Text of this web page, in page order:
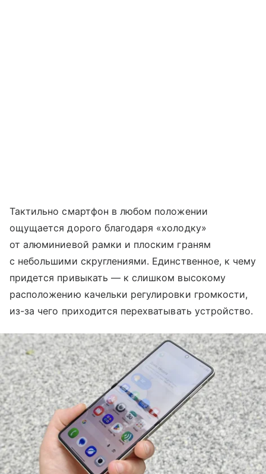
Тактильно смартфон в любом положении
ощущается дорого благодаря «холодку»
от алюминиевой рамки и плоским граням
с небольшими скруглениями. Единственное, к чему
придется привыкать — к слишком высокому
расположению качельки регулировки громкости,
из-за чего приходится перехватывать устройство.